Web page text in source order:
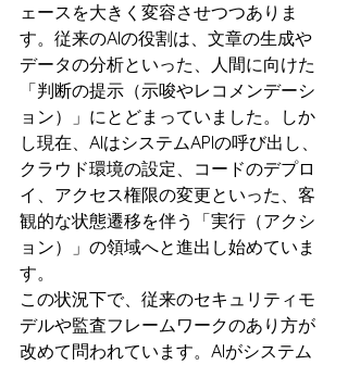
ェースを大きく変容させつつありま
す。従来のAIの役割は、文章の生成や
データの分析といった、人間に向けた
「判断の提示（示唆やレコメンデーシ
ョン）」にとどまっていました。しか
し現在、AIはシステムAPIの呼び出し、
クラウド環境の設定、コードのデプロ
イ、アクセス権限の変更といった、客
観的な状態遷移を伴う「実行（アクシ
ョン）」の領域へと進出し始めていま
す。
この状況下で、従来のセキュリティモ
デルや監査フレームワークのあり方が
改めて問われています。AIがシステム